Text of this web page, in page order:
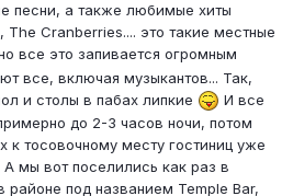
песни, а также любимые хиты
The Cranberries.... это такие местные
все это запивается огромным
все, включая музыкантов... Так,
и столы в пабах липкие
И все
до 2-3 часов ночи, потом
к тосовочному месту гостиниц уже
мы вот поселились как раз в
районе под названием Temple Bar,